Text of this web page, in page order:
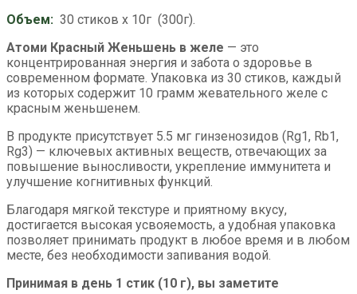
Объем: 30 стиков х 10г (300г).
Атоми Красный Женьшень в желе — это
концентрированная энергия и забота о здоровье в
современном формате. Упаковка из 30 стиков, каждый
из которых содержит 10 грамм жевательного желе с
красным женьшенем.
В продукте присутствует 5.5 мг гинзенозидов (Rg1, Rb1,
Rg3) — ключевых активных веществ, отвечающих за
повышение выносливости, укрепление иммунитета и
улучшение когнитивных функций.
Благодаря мягкой текстуре и приятному вкусу,
достигается высокая усвояемость, а удобная упаковка
позволяет принимать продукт в любое время и в любом
месте, без необходимости запивания водой.
Принимая в день 1 стик (10 г), вы заметите